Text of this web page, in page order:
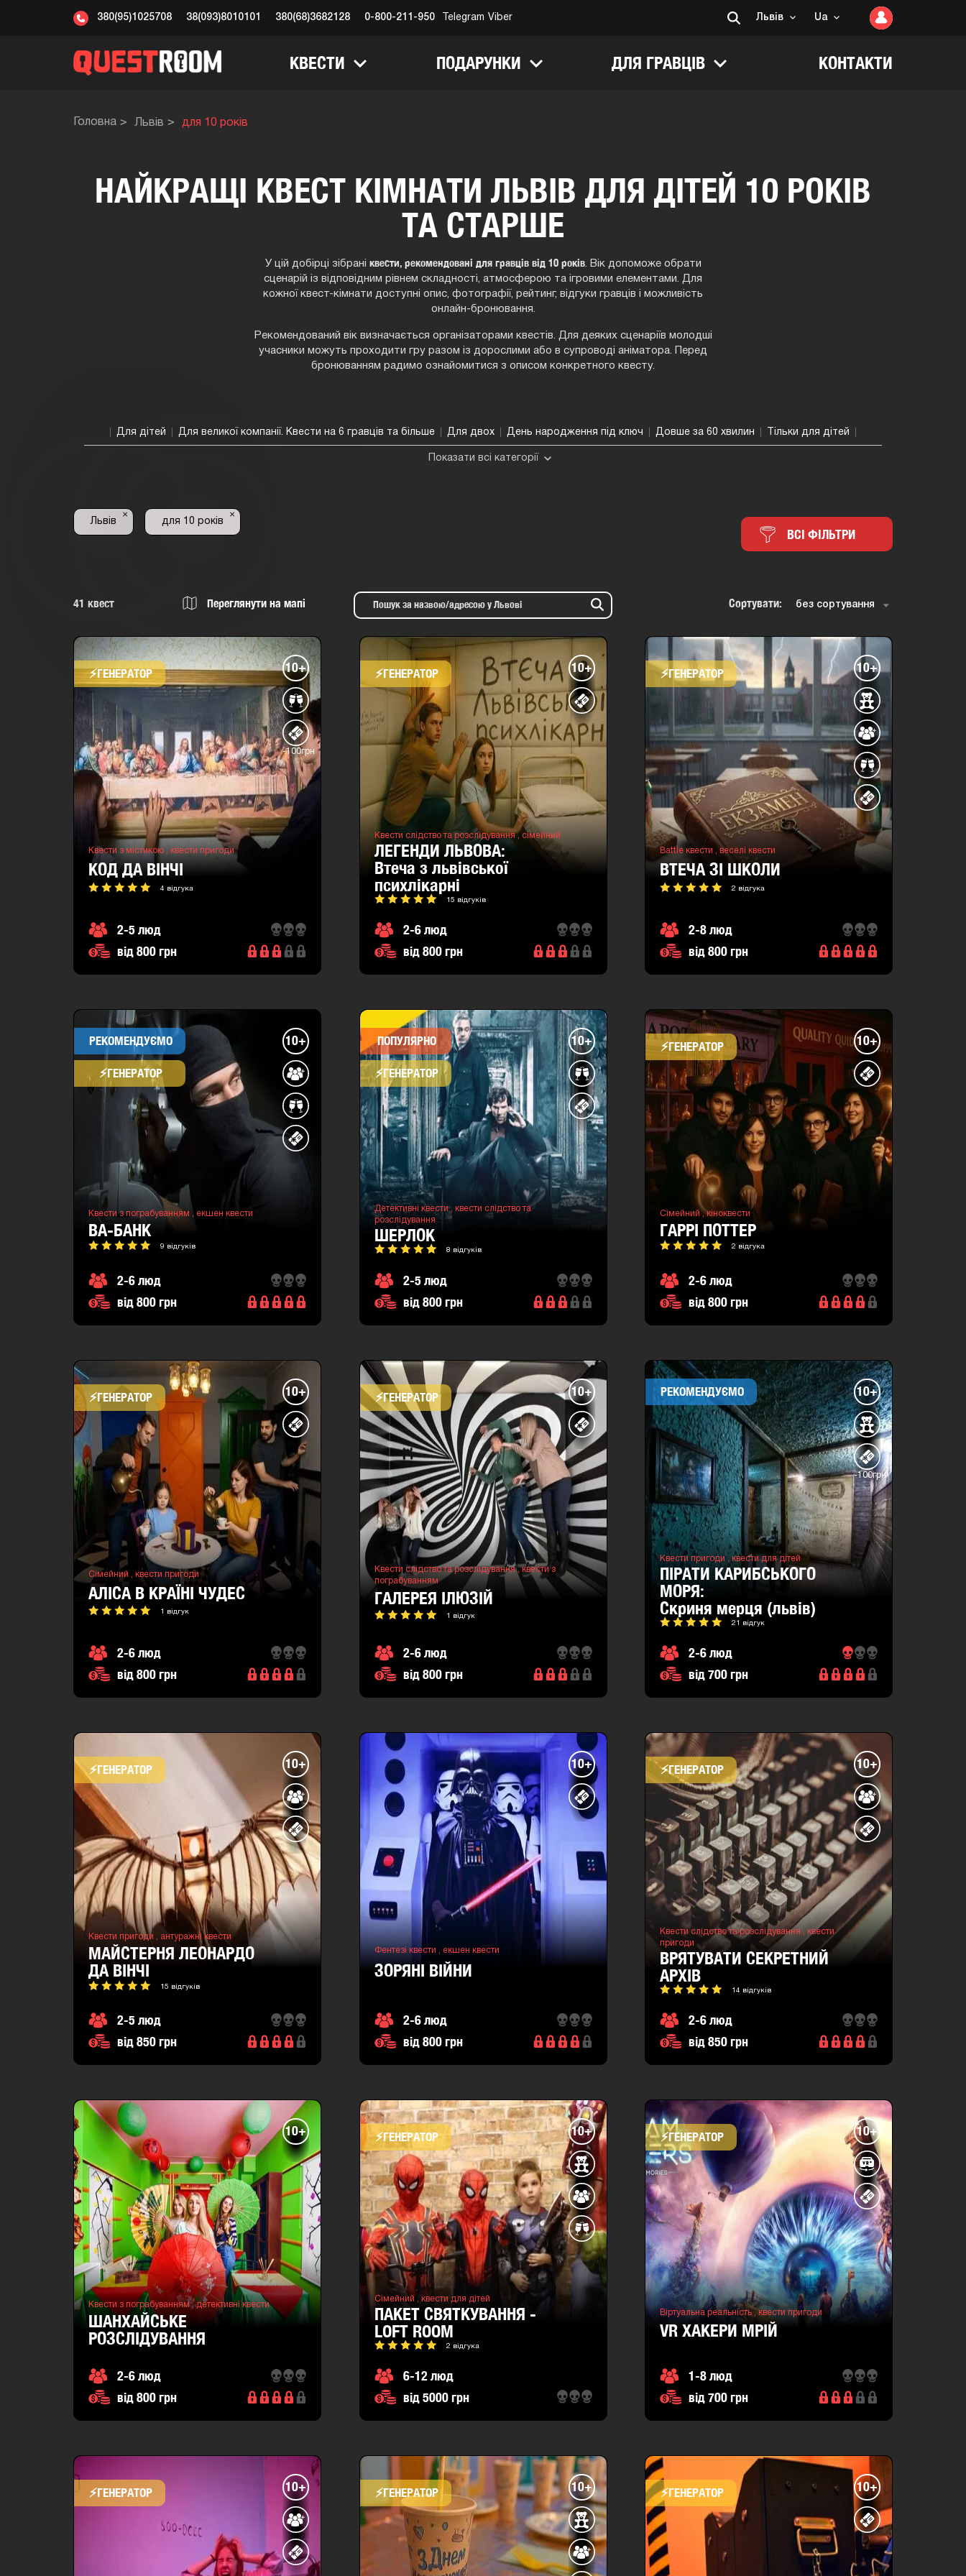
380(95)1025708 38(093)8010101 380(68)3682128 0-800-211-950 Telegram Viber Львів Ua
КВЕСТИ ПОДАРУНКИ ДЛЯ ГРАВЦІВ КОНТАКТИ
Головна Львів для 10 років
НАЙКРАЩІ КВЕСТ КІМНАТИ ЛЬВІВ ДЛЯ ДІТЕЙ 10 РОКІВ
ТА СТАРШЕ
У цій добірці зібрані квести, рекомендовані для гравців від 10 років. Вік допоможе обрати
сценарій із відповідним рівнем складності, атмосферою та ігровими елементами. Для
кожної квест-кімнати доступні опис, фотографії, рейтинг, відгуки гравців і можливість
онлайн-бронювання.
Рекомендований вік визначається організаторами квестів. Для деяких сценаріїв молодші
учасники можуть проходити гру разом із дорослими або в супроводі аніматора. Перед
бронюванням радимо ознайомитися з описом конкретного квесту.
Для дітей Для великої компанії. Квести на 6 гравців та більше Для двох День народження під ключ Довше за 60 хвилин Тільки для дітей
Показати всі категорії
Львів
×
для 10 років
×
ВСІ ФІЛЬТРИ
41 квест Переглянути на мапі Сортувати:
⚡​ГЕНЕРАТОР 10+
-100грн
Квести з містикою , квести пригоди
КОД ДА ВІНЧІ
4 відгука
2-5 люд
від 800 грн
⚡​ГЕНЕРАТОР 10+
Квести слідство та розслідування , сімейний
ЛЕГЕНДИ ЛЬВОВА:
втеча з львівської
психлікарні
15 відгуків
2-6 люд
від 800 грн
⚡​ГЕНЕРАТОР 10+
Battle квести , веселі квести
ВТЕЧА ЗІ ШКОЛИ
2 відгука
2-8 люд
від 800 грн
РЕКОМЕНДУЄМО
⚡​ГЕНЕРАТОР
10+
Квести з пограбуванням , екшен квести
ВА-БАНК
9 відгуків
2-6 люд
від 800 грн
ПОПУЛЯРНО
⚡​ГЕНЕРАТОР
10+
Детективні квести , квести слідство та
розслідування
ШЕРЛОК
8 відгуків
2-5 люд
від 800 грн
⚡​ГЕНЕРАТОР 10+
Сімейний ,кіноквести
ГАРРІ ПОТТЕР
2 відгука
2-6 люд
від 800 грн
⚡​ГЕНЕРАТОР 10+
Сімейний , квести пригоди
АЛІСА В КРАЇНІ ЧУДЕС
1 відгук
2-6 люд
від 800 грн
⚡​ГЕНЕРАТОР 10+
Квести слідство та розслідування ,квести з
пограбуванням
ГАЛЕРЕЯ ІЛЮЗІЙ
1 відгук
2-6 люд
від 800 грн
РЕКОМЕНДУЄМО 10+
-100грн
Квести пригоди , квести для дітей
ПІРАТИ КАРИБСЬКОГО
МОРЯ:
скриня мерця (львів)
21 відгук
2-6 люд
від 700 грн
⚡​ГЕНЕРАТОР 10+
Квести пригоди , антуражні квести
МАЙСТЕРНЯ ЛЕОНАРДО
ДА ВІНЧІ
15 відгуків
2-5 люд
від 850 грн
10+
Фентезі квести , екшен квести
ЗОРЯНІ ВІЙНИ
2-6 люд
від 800 грн
⚡​ГЕНЕРАТОР 10+
Квести слідство та розслідування , квести
пригоди
ВРЯТУВАТИ СЕКРЕТНИЙ
АРХІВ
14 відгуків
2-6 люд
від 850 грн
10+
Квести з пограбуванням ,детективні квести
ШАНХАЙСЬКЕ
РОЗСЛІДУВАННЯ
2-6 люд
від 800 грн
⚡​ГЕНЕРАТОР 10+
Сімейний , квести для дітей
ПАКЕТ СВЯТКУВАННЯ -
LOFT ROOM
2 відгука
6-12 люд
від 5000 грн
⚡​ГЕНЕРАТОР 10+
Віртуальна реальність , квести пригоди
VR ХАКЕРИ МРІЙ
1-8 люд
від 700 грн
місто:
Львів
Ставова
7в
вул.
Гетьмана
Мазепи
26
(район
Шевченківський)
⚡​ГЕНЕРАТОР 10+ ⚡​ГЕНЕРАТОР 10+ ⚡​ГЕНЕРАТОР 10+